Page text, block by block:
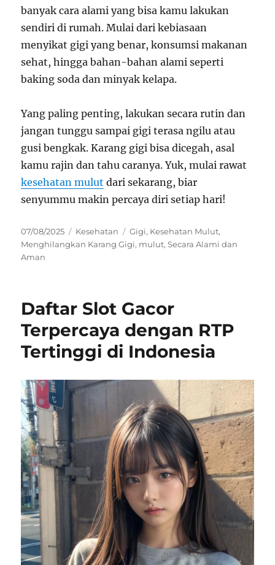
banyak cara alami yang bisa kamu lakukan
sendiri di rumah. Mulai dari kebiasaan
menyikat gigi yang benar, konsumsi makanan
sehat, hingga bahan-bahan alami seperti
baking soda dan minyak kelapa.
Yang paling penting, lakukan secara rutin dan
jangan tunggu sampai gigi terasa ngilu atau
gusi bengkak. Karang gigi bisa dicegah, asal
kamu rajin dan tahu caranya. Yuk, mulai rawat
kesehatan mulut dari sekarang, biar
senyummu makin percaya diri setiap hari!
Posted
on
07/08/2025 Categories
Kesehatan Tags
Gigi, Kesehatan Mulut,
Menghilangkan Karang Gigi, mulut,Secara Alami dan
Aman
Daftar Slot Gacor
Terpercaya dengan RTP
Tertinggi di Indonesia